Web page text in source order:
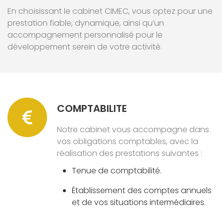
En choisissant le cabinet CIMEC, vous optez pour une
prestation fiable, dynamique, ainsi qu’un
accompagnement personnalisé pour le
développement serein de votre activité.
COMPTABILITE
Notre cabinet vous accompagne dans
vos obligations comptables, avec la
réalisation des prestations suivantes :
Tenue de comptabilité.
Établissement des comptes annuels
et de vos situations intermédiaires.